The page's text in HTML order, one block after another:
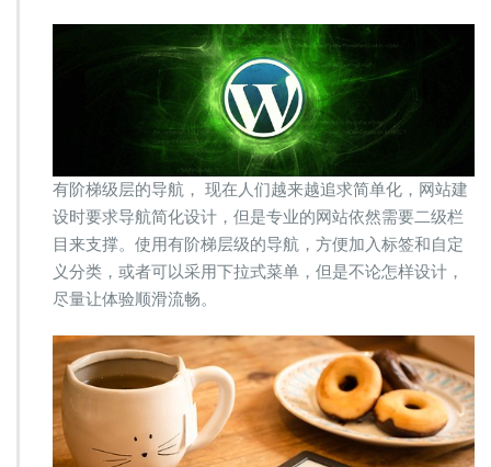
有阶梯级层的导航， 现在人们越来越追求简单化，网站建
设时要求导航简化设计，但是专业的网站依然需要二级栏
目来支撑。使用有阶梯层级的导航，方便加入标签和自定
义分类，或者可以采用下拉式菜单，但是不论怎样设计，
尽量让体验顺滑流畅。